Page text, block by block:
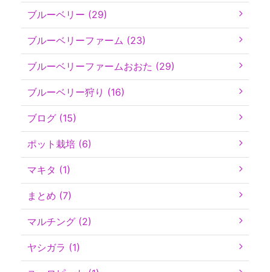
ブルーベリー (29)
ブルーベリーファーム (23)
ブルーベリーファームおおた (29)
ブルーベリー狩り (16)
ブログ (15)
ポット栽培 (6)
マキタ (1)
まとめ (7)
マルチング (2)
ヤシガラ (1)